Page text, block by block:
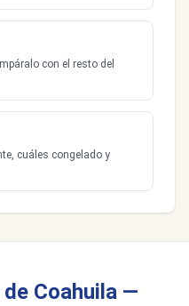
con el resto del
cuáles congelado y
Coahuila —